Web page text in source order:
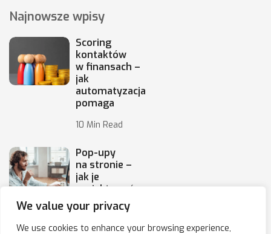
We value your privacy
We use cookies to enhance your browsing experience,
Najnowsze wpisy
Scoring
kontaktów
w finansach –
jak
automatyzacja
pomaga
10 Min Read
Pop-upy
na stronie –
jak je
projektować,
by
10 Min Read